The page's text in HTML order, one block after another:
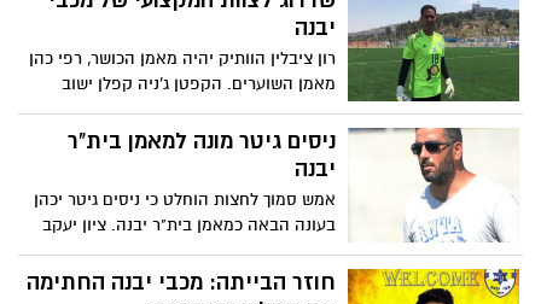
את המדים הצהובים כחולים
יבנה
רון ציבלין הוותיק יהיה מאמן הכושר, רפי כהן
מאמן השוערים. הקפטן ג'ניה קפלן ישוב
לתפקיד מקצועי במועדון. האימונים ייפתחו
ביום ראשון הקרוב, ה-23.7
ניסים גיטר מונה למאמן בית"ר
יבנה
אמש סמוך לחצות הוחלט כי ניסים גיטר יכהן
בעונה הבאה כמאמן בית"ר יבנה. ציון יעקב
ישמש כמנהל מקצועי. גיטר: "מגיע עם המון
אנרגיות ומוטיבציה"
חוזר הבייתה: מכבי יבנה החתימה